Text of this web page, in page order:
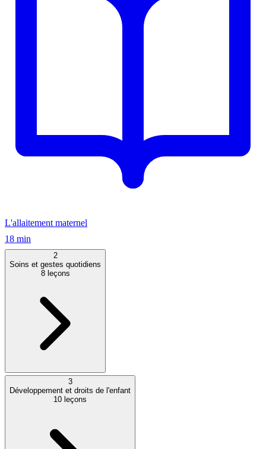
L'allaitement maternel
18 min
2
Soins et gestes quotidiens
8leçons
3
Développement et droits de l'enfant
10 leçons